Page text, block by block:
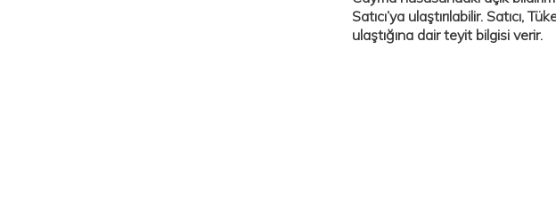
Satıcı’ya ulaştırılabilir. Satıcı,
ulaştığına dair teyit bilgisi verir.